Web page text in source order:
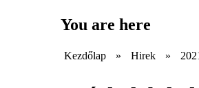
You are here
Kezdőlap » Hirek »